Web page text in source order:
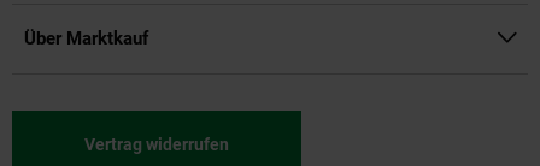
Über Marktkauf
Vertrag widerrufen